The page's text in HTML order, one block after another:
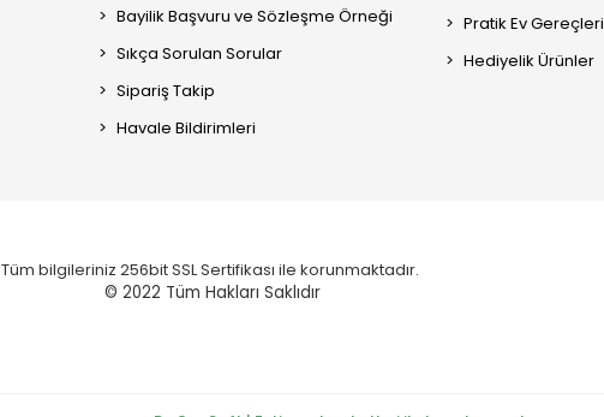
Bayilik Başvuru ve Sözleşme Örneği
Sıkça Sorulan Sorular
Sipariş Takip
Havale Bildirimleri
Pratik Ev Gereçleri
Hediyelik Ürünler
Tüm bilgileriniz 256bit SSL Sertifikası ile korunmaktadır.
© 2022 Tüm Hakları Saklıdır